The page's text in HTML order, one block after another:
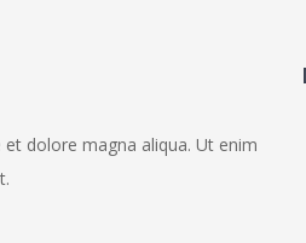
dolore magna aliqua. Ut enim